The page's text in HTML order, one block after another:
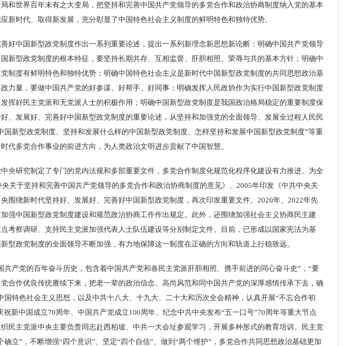
世界百年未有之大变局，把坚持和完善中国共产党领导的多党合作和政治协商制度纳入党的基本
时代、取得新发展，充分彰显了中国特色社会主义制度的鲜明特色和独特优势。
中国新型政党制度作出一系列重要论述，提出一系列新理念新思想新论断：明确中国共产党领导
新型政党制度的根本特征，要坚持长期共存、互相监督、肝胆相照、荣辱与共的基本方针；明确中
制度有鲜明特色和独特优势；明确中国特色社会主义是新时代中国新型政党制度的共同思想政治基
力量，要做中国共产党的好参谋、好帮手、好同事；明确发挥人民政协作为实行中国新型政党制度
挥好民主党派和无党派人士的积极作用；明确中国新型政党制度是我国政治格局稳定的重要制度保
、发展好、完善好中国新型政党制度的重要论述，从坚持和加强党的全面领导、发展全过程人民民
新型政党制度、坚持和发展什么样的中国新型政党制度、怎样坚持和发展中国新型政党制度”等重
多党合作事业的前进方向，为人类政治文明进步贡献了中国智慧。
研究制定了专门的党内法规和多部重要文件，多党合作制度化规范化程序化建设有力推进。为全
关于坚持和完善中国共产党领导的多党合作和政治协商制度的意见》、2005年印发《中共中央关
绕新时代坚持好、发展好、完善好中国新型政党制度，再次印发重要文件。2020年、2022年先
强中国新型政党制度建设和规范政治协商工作作出规定。此外，还围绕加强社会主义协商民主建
考察调研、支持民主党派加强代表人士队伍建设等分别制定文件。目前，已形成以国家宪法为基
政党制度的全面领导不断加强，有力地保障这一制度在正确的方向和轨道上行稳致远。
党的百年奋斗历史，包含着中国共产党和各民主党派肝胆相照、携手前进的同心奋斗史”，“要
合作优良传统赓续下来，把老一辈的政治信念、高尚风范和同中国共产党的深厚感情传承下去，确
特色社会主义思想，以及中共十八大、十九大、二十大和历次全会精神，认真开展“不忘合作初
新中国成立70周年、中国共产党成立100周年、纪念中共中央发布“五一口号”70周年等重大节点
民主党派中央主要负责同志赴西柏坡、中共一大会址参观学习，开展多种形式的教育培训。民主党
立”，不断增强“四个意识”、坚定“四个自信”、做到“两个维护”，多党合作共同思想政治基础更加